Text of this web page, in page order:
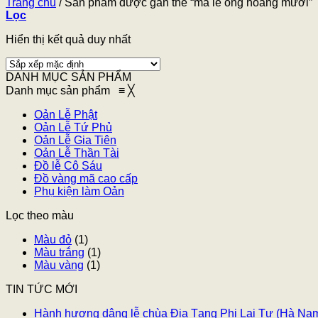
Trang chủ / Sản phẩm được gắn thẻ “mã lễ ông hoàng mười”
Lọc
Hiển thị kết quả duy nhất
DANH MỤC SẢN PHẨM
Danh mục sản phẩm ≡ ╳
Oản Lễ Phật
Oản Lễ Tứ Phủ
Oản Lễ Gia Tiên
Oản Lễ Thần Tài
Đồ lễ Cô Sáu
Đồ vàng mã cao cấp
Phụ kiện làm Oản
Lọc theo màu
Màu đỏ (1)
Màu trắng (1)
Màu vàng (1)
TIN TỨC MỚI
Hành hương dâng lễ chùa Địa Tạng Phi Lai Tự (Hà